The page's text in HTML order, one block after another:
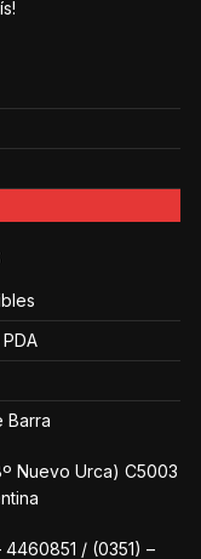
Barra
Nuevo Urca) C5003
4460851 / (0351) –